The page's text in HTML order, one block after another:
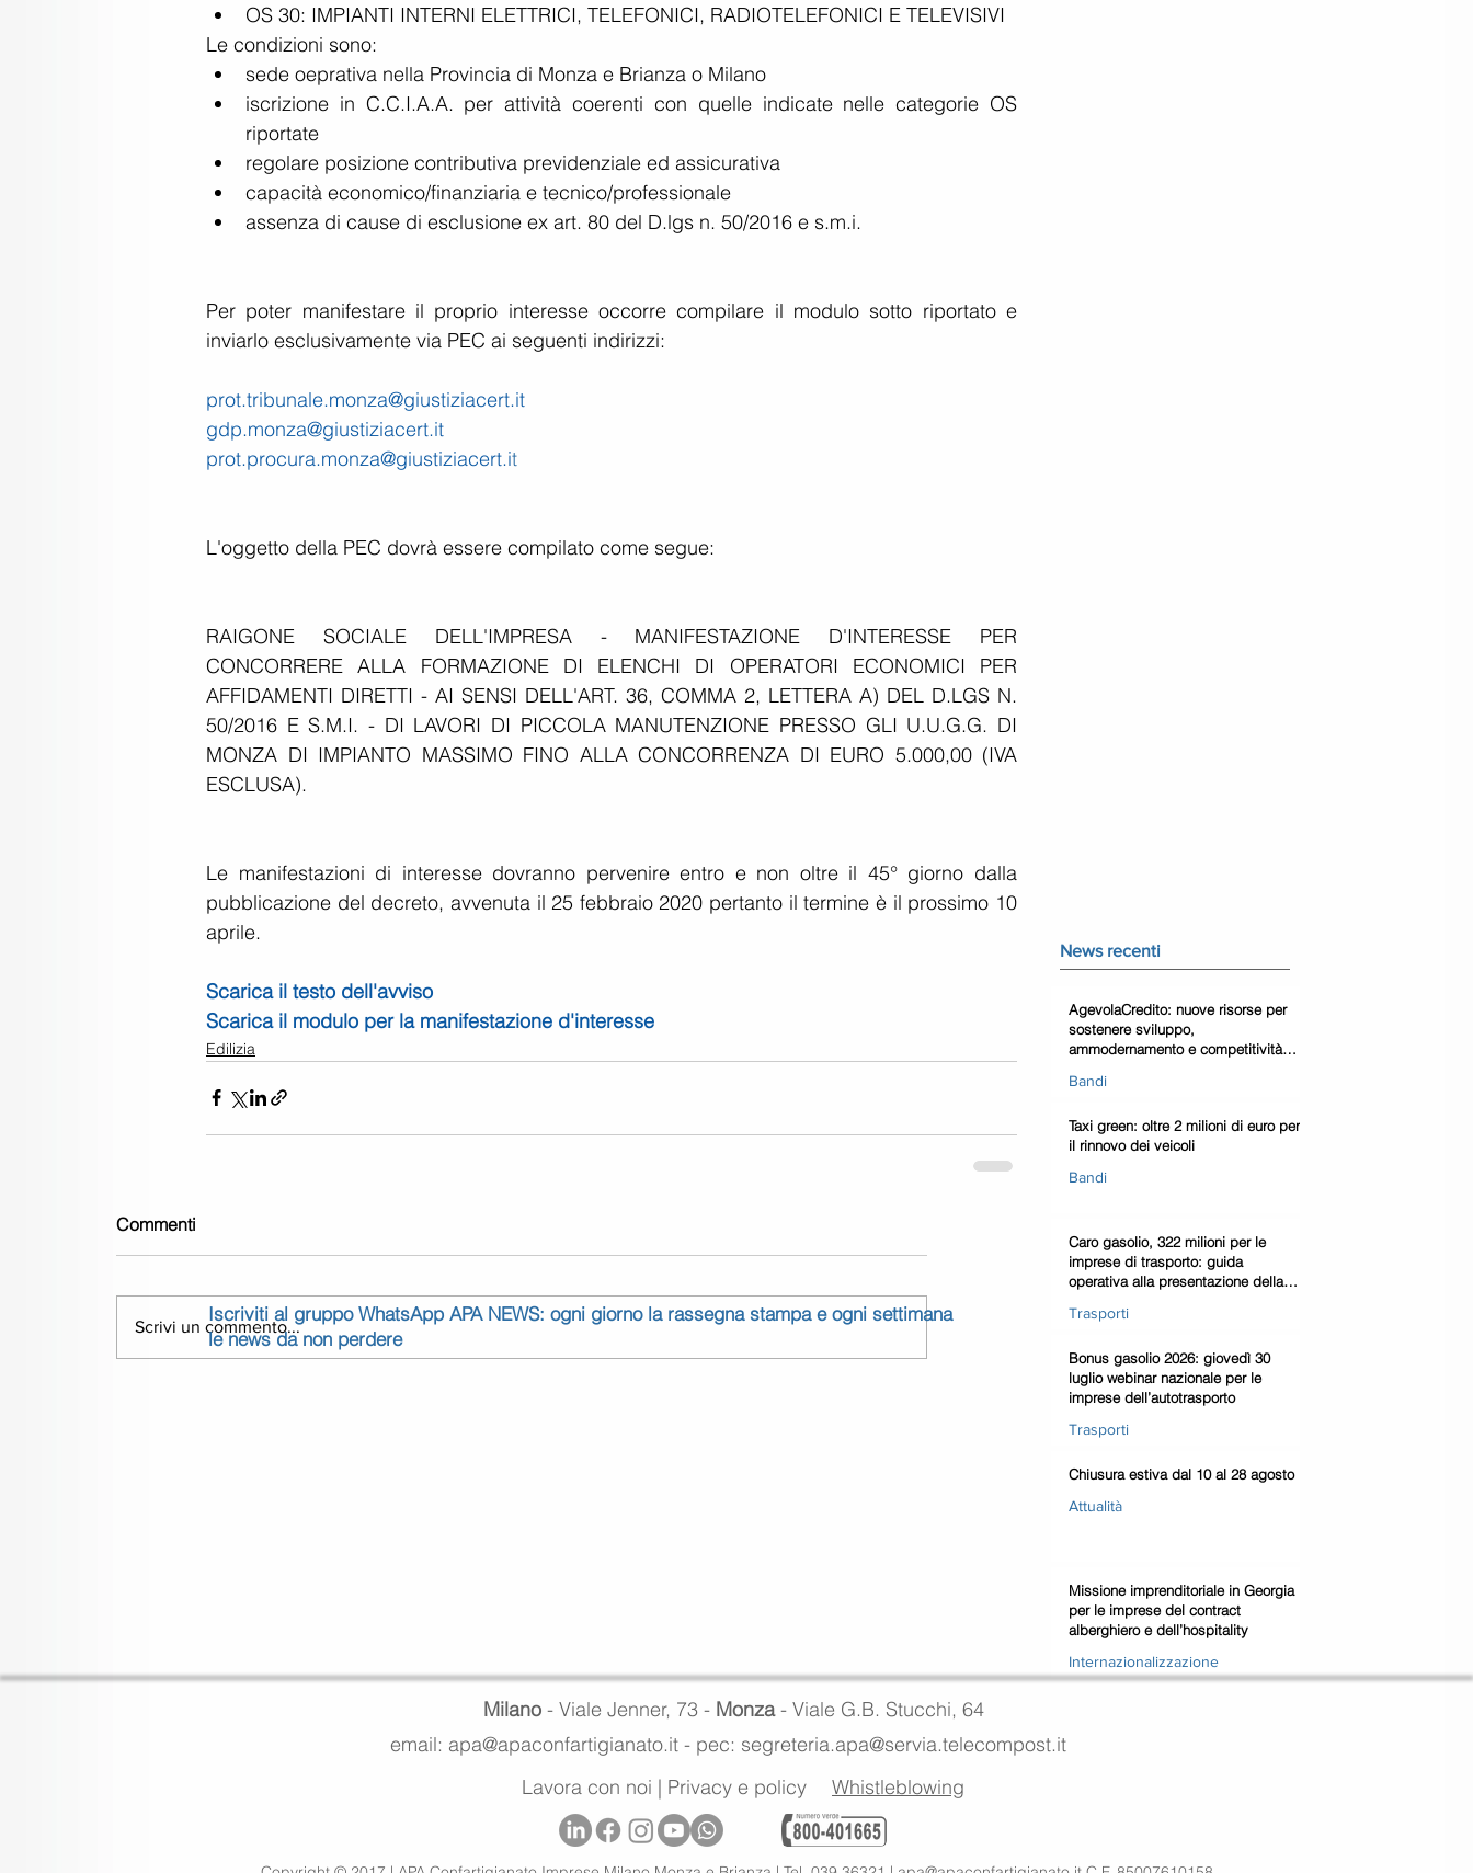
OS 30: IMPIANTI INTERNI ELETTRICI, TELEFONICI, RADIOTELEFONICI E TELEVISIVI
Le condizioni sono:
sede oeprativa nella Provincia di Monza e Brianza o Milano
iscrizione in C.C.I.A.A. per attività coerenti con quelle indicate nelle categorie OS
riportate
regolare posizione contributiva previdenziale ed assicurativa
capacità economico/finanziaria e tecnico/professionale
assenza di cause di esclusione ex art. 80 del D.lgs n. 50/2016 e s.m.i.
Per poter manifestare il proprio interesse occorre compilare il modulo sotto riportato e
inviarlo esclusivamente via PEC ai seguenti indirizzi:
prot.tribunale.monza@giustiziacert.it
gdp.monza@giustiziacert.it
prot.procura.monza@giustiziacert.it
L'oggetto della PEC dovrà essere compilato come segue:
RAIGONE SOCIALE DELL'IMPRESA - MANIFESTAZIONE D'INTERESSE PER
CONCORRERE ALLA FORMAZIONE DI ELENCHI DI OPERATORI ECONOMICI PER
AFFIDAMENTI DIRETTI - AI SENSI DELL'ART. 36, COMMA 2, LETTERA A) DEL D.LGS N.
50/2016 E S.M.I. - DI LAVORI DI PICCOLA MANUTENZIONE PRESSO GLI U.U.G.G. DI
MONZA DI IMPIANTO MASSIMO FINO ALLA CONCORRENZA DI EURO 5.000,00 (IVA
ESCLUSA).
Le manifestazioni di interesse dovranno pervenire entro e non oltre il 45° giorno dalla
pubblicazione del decreto, avvenuta il 25 febbraio 2020 pertanto il termine è il prossimo 10
aprile.
Scarica il testo dell'avviso
Scarica il modulo per la manifestazione d'interesse
Edilizia
Commenti
Scrivi un commento...
News recenti
AgevolaCredito: nuove risorse per
sostenere sviluppo,
ammodernamento e competitività
Bandi
Taxi green: oltre 2 milioni di euro per
il rinnovo dei veicoli
Bandi
Caro gasolio, 322 milioni per le
imprese di trasporto: guida
operativa alla presentazione della
Trasporti
Bonus gasolio 2026: giovedì 30
luglio webinar nazionale per le
imprese dell’autotrasporto
Trasporti
Chiusura estiva dal 10 al 28 agosto
Attualità
Missione imprenditoriale in Georgia
per le imprese del contract
alberghiero e dell’hospitality
Internazionalizzazione
Iscriviti al gruppo WhatsApp APA NEWS: ogni giorno la rassegna stampa e ogni settimana
le news da non perdere
Milano - Viale Jenner, 73 - Monza- Viale G.B. Stucchi, 64
email: apa@apaconfartigianato.it - pec: segreteria.apa@servia.telecompost.it
Lavora con noi | Privacy e policy Whistleblowing